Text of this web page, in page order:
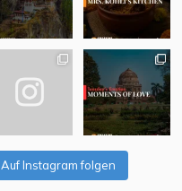
Auf Instagram folgen